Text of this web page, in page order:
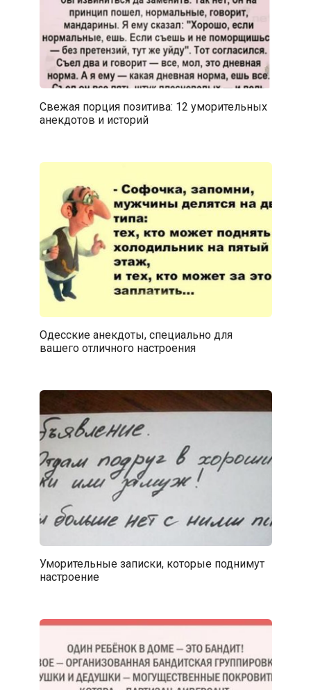
Свежая порция позитива: 12 уморительных
анекдотов и историй
Одесские анекдоты, специально для
вашего отличного настроения
Уморительные записки, которые поднимут
настроение